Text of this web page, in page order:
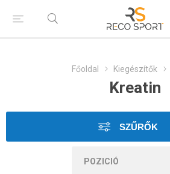
Főoldal Kiegészítők
Kreatin
SZŰRŐK